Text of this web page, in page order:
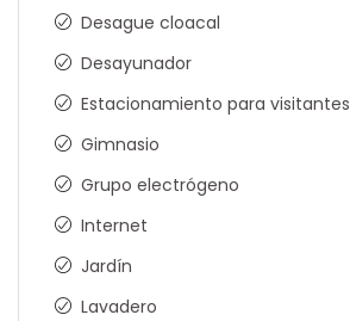
Desague cloacal
Desayunador
Estacionamiento para visitantes
Gimnasio
Grupo electrógeno
Internet
Jardín
Lavadero